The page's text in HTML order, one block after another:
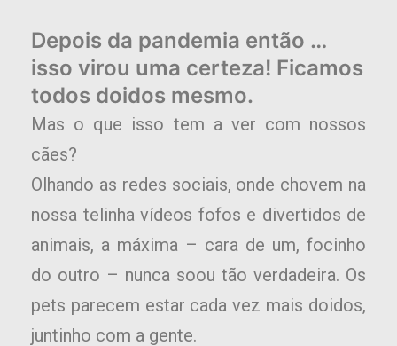
Depois da pandemia então …
isso virou uma certeza! Ficamos
todos doidos mesmo.
Mas o que isso tem a ver com nossos
cães?
Olhando as redes sociais, onde chovem na
nossa telinha vídeos fofos e divertidos de
animais, a máxima – cara de um, focinho
do outro – nunca soou tão verdadeira. Os
pets parecem estar cada vez mais doidos,
juntinho com a gente.